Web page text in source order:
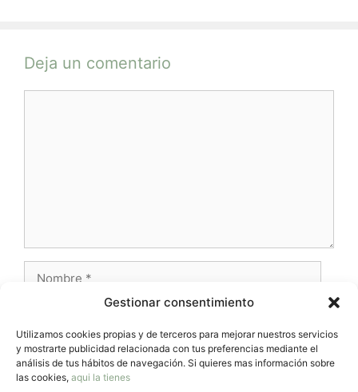
Gestionar consentimiento
Utilizamos cookies propias y de terceros para mejorar nuestros servicios
y mostrarte publicidad relacionada con tus preferencias mediante el
análisis de tus hábitos de navegación. Si quieres mas información sobre
las cookies, aqui la tienes
Deja un comentario
electrónico
Web